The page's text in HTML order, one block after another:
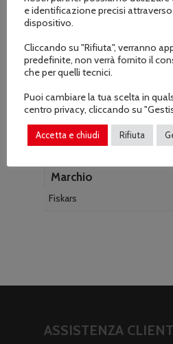
Informazioni
Marchio
Fiskars
ASSISTENZA
e identificazione precisi
dispositivo.
Cliccando su "Rifiuta", verranno
predefinite, non verrà fornito il
che per quelli tecnici.
Puoi cambiare la tua scelta in
centro privacy, cliccando su
Accetta e chiudi Rifiuta